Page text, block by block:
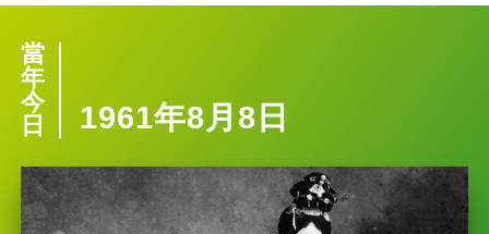
當
年
今
日
1961年8月8日